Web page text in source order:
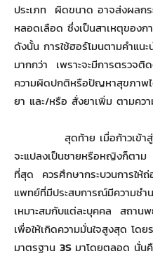
ประเภท ผิดขนาด อาจส่งผลกร
หลอดเลือด ซึ่งเป็นสาเหตุของก
ดังนั้น การใช้ฮอร์โมนตามคำแน
มากกว่า เพราะจะมีการตรวจ
ความผิดปกติหรือปัญหาสุขภาพ
ยา และ/หรือ สั่งยาเพิ่ม ตามคว
สุดท้าย เมื่อก้าวเข้าสู่กร
จะแปลงเป็นชายหรือหญิงก็ตา
ที่สุด ควรศึกษากระบวนการให้ถ่
แพทย์ที่มีประสบการณ์มีความช
เหมาะสมกับแต่ละบุคคล สถาน
เพื่อให้เกิดความมั่นใจสูงสุด โด
มาตรฐาน 3Sมาโดยตลอด นั่น